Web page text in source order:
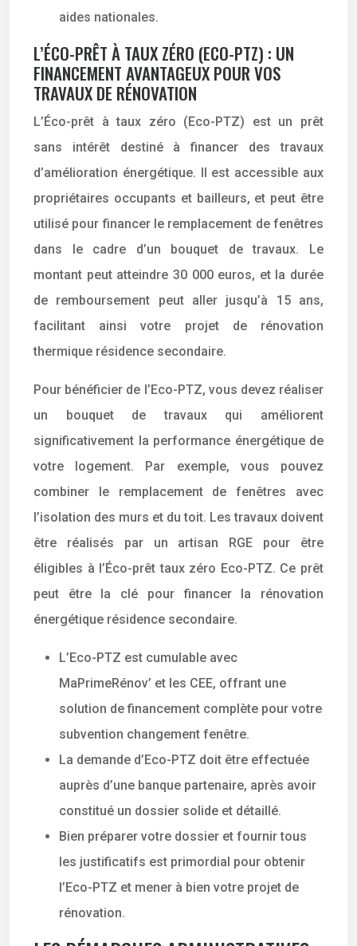
aides nationales.
L’ÉCO-PRÊT À TAUX ZÉRO (ECO-PTZ) : UN
FINANCEMENT AVANTAGEUX POUR VOS
TRAVAUX DE RÉNOVATION
L’Éco-prêt à taux zéro (Eco-PTZ) est un prêt
sans intérêt destiné à financer des travaux
d’amélioration énergétique. Il est accessible aux
propriétaires occupants et bailleurs, et peut être
utilisé pour financer le remplacement de fenêtres
dans le cadre d’un bouquet de travaux. Le
montant peut atteindre 30 000 euros, et la durée
de remboursement peut aller jusqu’à 15 ans,
facilitant ainsi votre projet de rénovation
thermique résidence secondaire.
Pour bénéficier de l’Eco-PTZ, vous devez réaliser
un bouquet de travaux qui améliorent
significativement la performance énergétique de
votre logement. Par exemple, vous pouvez
combiner le remplacement de fenêtres avec
l’isolation des murs et du toit. Les travaux doivent
être réalisés par un artisan RGE pour être
éligibles à l’Éco-prêt taux zéro Eco-PTZ. Ce prêt
peut être la clé pour financer la rénovation
énergétique résidence secondaire.
L’Eco-PTZ est cumulable avec
MaPrimeRénov’ et les CEE, offrant une
solution de financement complète pour votre
subvention changement fenêtre.
La demande d’Eco-PTZ doit être effectuée
auprès d’une banque partenaire, après avoir
constitué un dossier solide et détaillé.
Bien préparer votre dossier et fournir tous
les justificatifs est primordial pour obtenir
l’Eco-PTZ et mener à bien votre projet de
rénovation.